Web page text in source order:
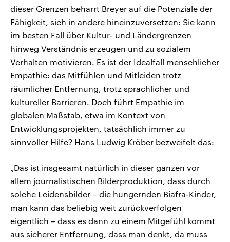
dieser Grenzen beharrt Breyer auf die Potenziale der
Fähigkeit, sich in andere hineinzuversetzen: Sie kann
im besten Fall über Kultur- und Ländergrenzen
hinweg Verständnis erzeugen und zu sozialem
Verhalten motivieren. Es ist der Idealfall menschlicher
Empathie: das Mitfühlen und Mitleiden trotz
räumlicher Entfernung, trotz sprachlicher und
kultureller Barrieren. Doch führt Empathie im
globalen Maßstab, etwa im Kontext von
Entwicklungsprojekten, tatsächlich immer zu
sinnvoller Hilfe? Hans Ludwig Kröber bezweifelt das:
„Das ist insgesamt natürlich in dieser ganzen vor
allem journalistischen Bilderproduktion, dass durch
solche Leidensbilder – die hungernden Biafra-Kinder,
man kann das beliebig weit zurückverfolgen
eigentlich – dass es dann zu einem Mitgefühl kommt
aus sicherer Entfernung, dass man denkt, da muss